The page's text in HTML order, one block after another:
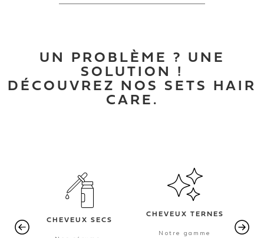
UN PROBLÈME ? UNE
SOLUTION !
DÉCOUVREZ NOS SETS HAIR
CARE.
CHEVEUX SECS
CHEVEUX TERNES
Notre gamme